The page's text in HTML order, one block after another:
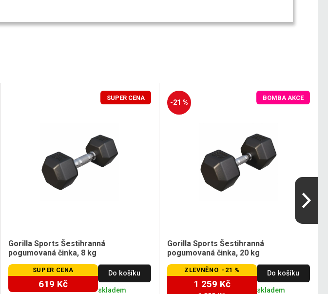
SUPER CENA
Gorilla Sports Šestihranná
pogumovaná činka, 8 kg
SUPER CENA
619 Kč
Do košíku
skladem
-21 %
BOMBA AKCE
Gorilla Sports Šestihranná
pogumovaná činka, 20 kg
ZLEVNĚNO -21 %
1 259 Kč
Do košíku
skladem